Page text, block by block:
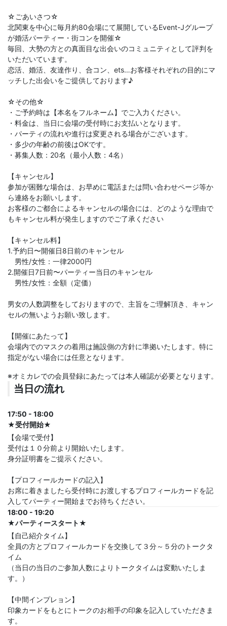
☆ごあいさつ☆
北関東を中心に毎月約80会場にて展開しているEvent-Jグループ
が婚活パーティー・街コンを開催☆
毎回、大勢の方との真面目な出会いのコミュニティとして評判を
いただいています。
恋活、婚活、友達作り、合コン、ets…お客様それぞれの目的にマ
ッチした出会いをご提供しております♪
☆その他☆
・ご予約時は【本名をフルネーム】でご入力ください。
・料金は、当日に会場の受付時にお支払いとなります。
・パーティの流れや進行は変更される場合がございます。
・多少の年齢の前後はOKです。
・募集人数：20名（最小人数：4名）
【キャンセル】
参加が困難な場合は、お早めに電話または問い合わせページ等か
ら連絡をお願いします。
お客様のご都合によるキャンセルの場合には、どのような理由で
もキャンセル料が発生しますのでご了承ください
【キャンセル料】
1.予約日〜開催日8日前のキャンセル
男性/女性：一律2000円
2.開催日7日前〜パーティー当日のキャンセル
男性/女性：全額（定価）
男女の人数調整をしておりますので、主旨をご理解頂き、キャン
セルの無いようお願い致します。
【開催にあたって】
会場内でのマスクの着用は施設側の方針に準拠いたします。特に
指定がない場合には任意となります。
※オミカレでの会員登録にあたっては本人確認が必要となります。
当日の流れ
17:50 - 18:00
★受付開始★
【会場で受付】
受付は１０分前より開始いたします。
身分証明書をご提示ください。
【プロフィールカードの記入】
お席に着きましたら受付時にお渡しするプロフィールカードを記
入してパーティー開始までお待ちください。
18:00 - 19:20
★パーティースタート★
【自己紹介タイム】
全員の方とプロフィールカードを交換して３分～５分のトークタ
イム
（当日の当日のご参加人数によりトークタイムは変動いたしま
す。）
【中間インプレョン】
印象カードをもとにトークのお相手の印象を記入していただきま
す。